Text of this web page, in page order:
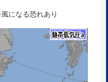
になる恐れあり